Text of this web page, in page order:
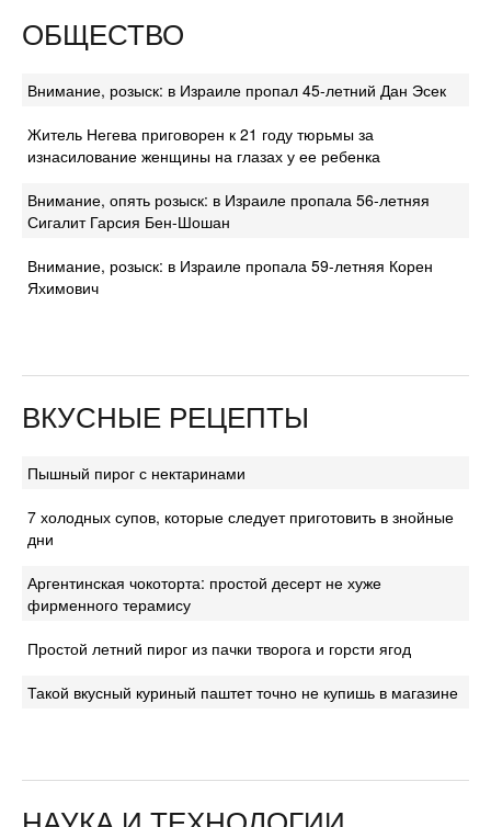
ОБЩЕСТВО
Внимание, розыск: в Израиле пропал 45-летний Дан Эсек
Житель Негева приговорен к 21 году тюрьмы за
изнасилование женщины на глазах у ее ребенка
Внимание, опять розыск: в Израиле пропала 56-летняя
Сигалит Гарсия Бен-Шошан
Внимание, розыск: в Израиле пропала 59-летняя Корен
Яхимович
ВКУСНЫЕ РЕЦЕПТЫ
Пышный пирог с нектаринами
7 холодных супов, которые следует приготовить в знойные
дни
Аргентинская чокоторта: простой десерт не хуже
фирменного терамису
Простой летний пирог из пачки творога и горсти ягод
Такой вкусный куриный паштет точно не купишь в магазине